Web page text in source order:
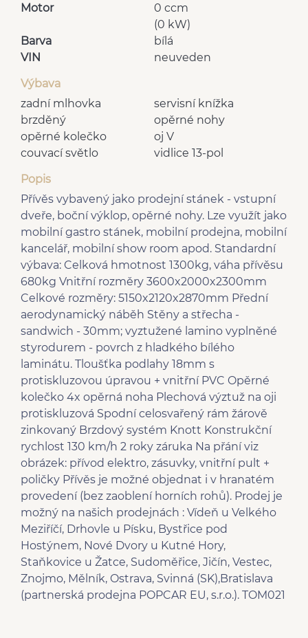
Motor
0 ccm
(0 kW)
Barva
bílá
VIN
neuveden
Výbava
servisní knížka
zadní mlhovka
opěrné nohy
brzděný
oj V
opěrné kolečko
vidlice 13-pol
couvací světlo
Popis
Přívěs vybavený jako prodejní stánek - vstupní
dveře, boční výklop, opěrné nohy. Lze využít jako
mobilní gastro stánek, mobilní prodejna, mobilní
kancelář, mobilní show room apod. Standardní
výbava: Celková hmotnost 1300kg, váha přívěsu
680kg Vnitřní rozměry 3600x2000x2300mm
Celkové rozměry: 5150x2120x2870mm Přední
aerodynamický náběh Stěny a střecha -
sandwich - 30mm; vyztužené lamino vyplněné
styrodurem - povrch z hladkého bílého
laminátu. Tloušťka podlahy 18mm s
protiskluzovou úpravou + vnitřní PVC Opěrné
kolečko 4x opěrná noha Plechová výztuž na oji
protiskluzová Spodní celosvařený rám žárově
zinkovaný Brzdový systém Knott Konstrukční
rychlost 130 km/h 2 roky záruka Na přání viz
obrázek: přívod elektro, zásuvky, vnitřní pult +
poličky Přívěs je možné objednat i v hranatém
provedení (bez zaoblení horních rohů). Prodej je
možný na našich prodejnách : Vídeň u Velkého
Meziříčí, Drhovle u Písku, Bystřice pod
Hostýnem, Nové Dvory u Kutné Hory,
Staňkovice u Žatce, Sudoměřice, Jičín, Vestec,
Znojmo, Mělník, Ostrava, Svinná (SK),Bratislava
(partnerská prodejna POPCAR EU, s.r.o.). TOM021